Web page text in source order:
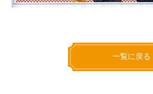
一覧に戻る